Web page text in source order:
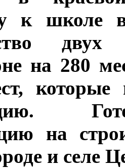
к школе
на 280
на
и селе